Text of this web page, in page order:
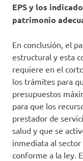
EPS y los
patrimonio
En conclusión, el
estructural y esta
requiere en el
los trámites para
presupuestos
para que los
prestador de
salud y que se
inmediata al sector
conforme a la ley.